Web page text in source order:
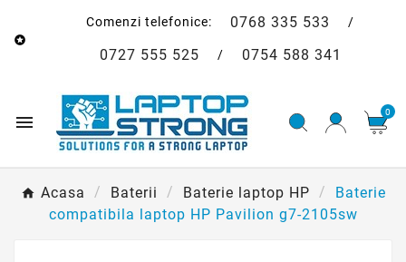

Comenzi telefonice: 0768 335 533
0727 555 525 / 0754 588 341
 0
Acasa Baterii Baterie laptop HP
Baterie
compatibila laptop HP Pavilion g7-2105sw